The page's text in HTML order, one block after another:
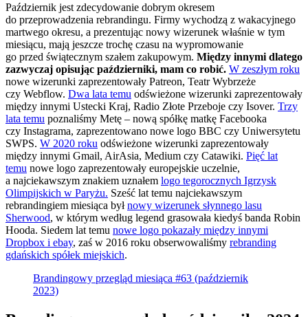
Październik jest zdecydowanie dobrym okresem
do przeprowadzenia rebrandingu. Firmy wychodzą z wakacyjnego
martwego okresu, a prezentując nowy wizerunek właśnie w tym
miesiącu, mają jeszcze trochę czasu na wypromowanie
go przed świątecznym szałem zakupowym. Między innymi dlatego
zazwyczaj opisując październiki, mam co robić. W zeszłym roku
nowe wizerunki zaprezentowały Patreon, Teatr Wybrzeże
czy Webflow. Dwa lata temu odświeżone wizerunki zaprezentowały
między innymi Ustecki Kraj, Radio Złote Przeboje czy Isover. Trzy
lata temu poznaliśmy Metę – nową spółkę matkę Facebooka
czy Instagrama, zaprezentowano nowe logo BBC czy Uniwersytetu
SWPS. W 2020 roku odświeżone wizerunki zaprezentowały
między innymi Gmail, AirAsia, Medium czy Catawiki. Pięć lat
temu nowe logo zaprezentowały europejskie uczelnie,
a najciekawszym znakiem uznałem logo tegorocznych Igrzysk
Olimpijskich w Paryżu. Sześć lat temu najciekawszym
rebrandingiem miesiąca byłnowy wizerunek słynnego lasu
Sherwood, w którym według legend grasowała kiedyś banda Robin
Hooda. Siedem lat temu nowe logo pokazały między innymi
Dropbox i ebay, zaś w 2016 roku obserwowaliśmy rebranding
gdańskich spółek miejskich.
Brandingowy przegląd miesiąca #63 (październik
2023)